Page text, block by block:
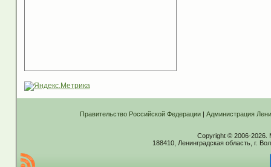
Правительство Российской Федерации| Администрация
Copyright © 2006-2026.
188410, Ленинградская область, г.